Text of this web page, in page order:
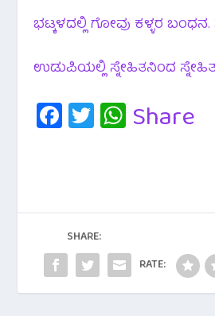
ಭಟ್ಕಳದಲ್ಲಿ ಗೋವು ಕಳ್ಳರ
ಉಡುಪಿಯಲ್ಲಿ ಸ್ನೇಹಿತನಿಂದ
Fa
c
o
o
k
T
wi
W
A
p
p
Share
SHARE:
RATE: